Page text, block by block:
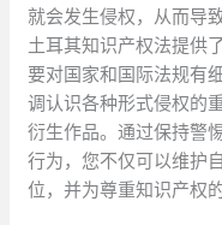
就会发生侵权，从而导
土耳其知识产权法提供
要对国家和国际法规有
调认识各种形式侵权的
衍生作品。通过保持警
行为，您不仅可以维护
位，并为尊重知识产权